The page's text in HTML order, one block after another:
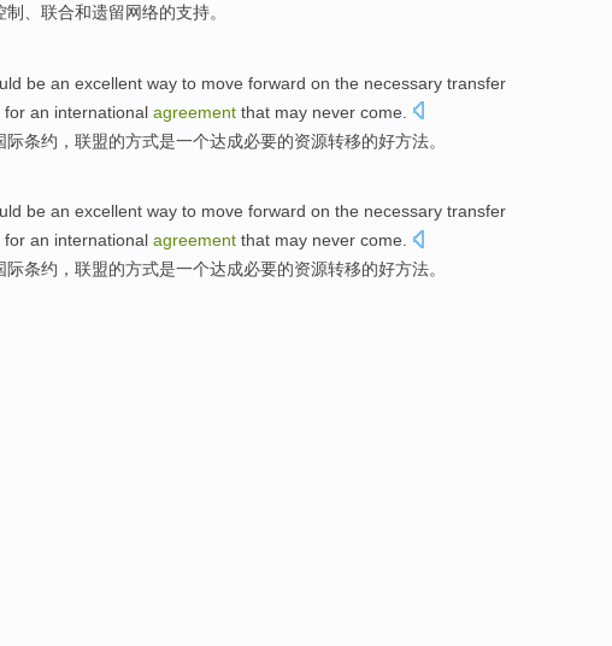
制 联合和遗留网络的支持。
be an excellent way to move forward on the necessary transfer
for an international agreement that may never come
际条约 ， 联盟的方式是一个达成必要的资源转移的好方法。
be an excellent way to move forward on the necessary transfer
for an international agreement that may never come.
际条约 ， 联盟的方式是一个达成必要的资源转移的好方法。